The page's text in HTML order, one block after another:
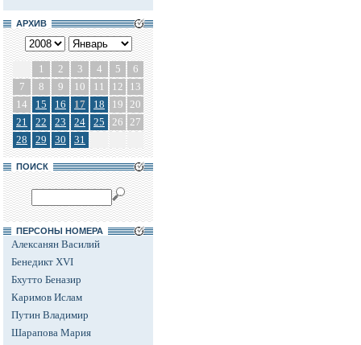
АРХИВ
1 2 3 4 5
6
7
8 9 10 11 12
13
14
15 16 17 18 19 20
21
22 23 24 25 26 27
28
29 30 31
ПОИСК
ПЕРСОНЫ НОМЕРА
Алексанян Василий
Бенедикт XVI
Бхутто Беназир
Каримов Ислам
Путин Владимир
Шарапова Мария